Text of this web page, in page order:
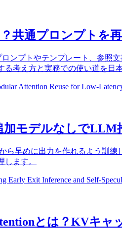
共通プロンプトを
ロンプトやテンプレート、参照
る考え方と実務での使い道を日
Attention Reuse for Low-
モデルなしでLLM
ら早めに出力を作れるよう訓
ます。
Early Exit Inference and Self-
とは？KVキャ